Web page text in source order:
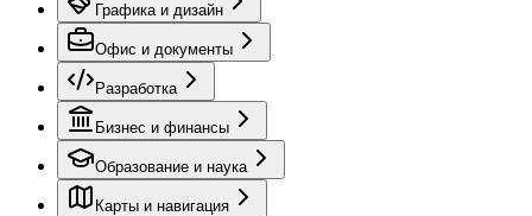
Графика и дизайн
Офис и документы
Разработка
Бизнес и финансы
Образование и наука
Карты и навигация